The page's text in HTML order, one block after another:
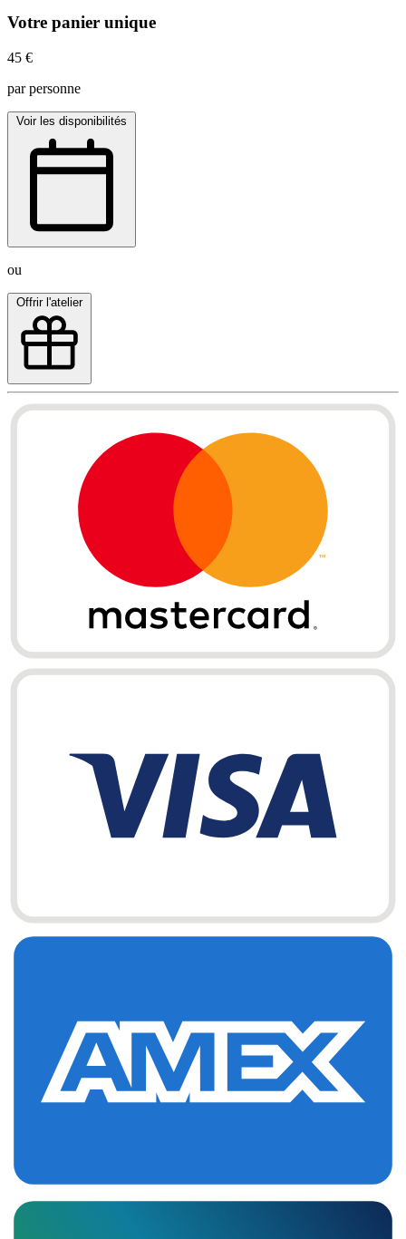
Votre panier unique
45 €
par personne
Voir les disponibilités
ou
Offrir l'atelier